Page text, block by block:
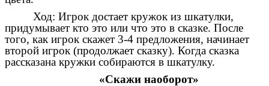
Ход: Игрок достает кружок из шкатулки,
придумывает кто это или что это в сказке. После
того, как игрок скажет 3-4 предложения, начинает
второй игрок (продолжает сказку). Когда сказка
рассказана кружки собираются в шкатулку.
«Скажи наоборот»